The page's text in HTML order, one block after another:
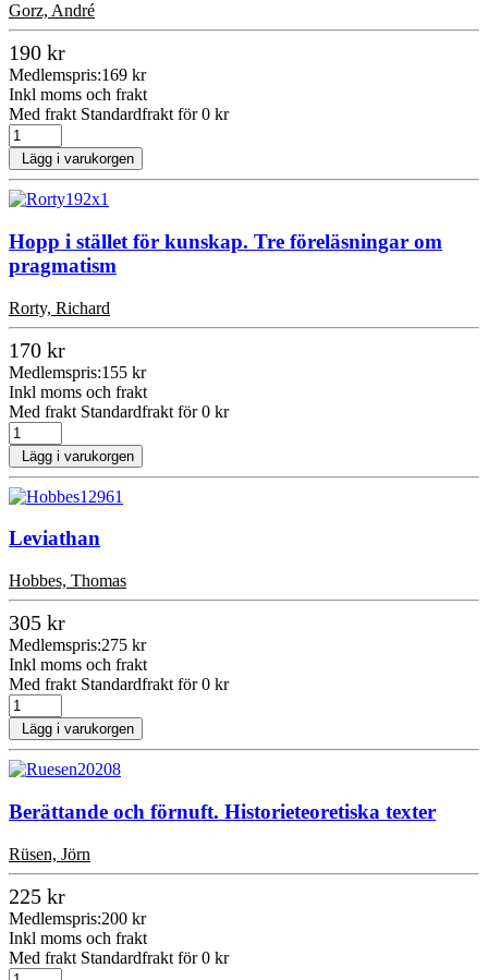
Gorz, André
190 kr
Medlemspris:169 kr
Inkl moms och frakt
Med frakt Standardfrakt för 0 kr
Lägg i varukorgen
Hopp i stället för kunskap. Tre föreläsningar om
pragmatism
Rorty, Richard
170 kr
Medlemspris:155 kr
Inkl moms och frakt
Med frakt Standardfrakt för 0 kr
Lägg i varukorgen
Leviathan
Hobbes, Thomas
305 kr
Medlemspris:275 kr
Inkl moms och frakt
Med frakt Standardfrakt för 0 kr
Lägg i varukorgen
Berättande och förnuft. Historieteoretiska texter
Rüsen, Jörn
225 kr
Medlemspris:200 kr
Inkl moms och frakt
Med frakt Standardfrakt för 0 kr